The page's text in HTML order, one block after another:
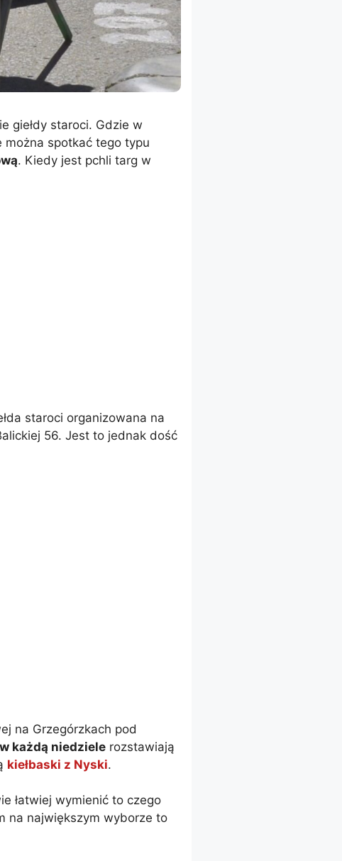
giełdy staroci. Gdzie w
można spotkać tego typu
. Kiedy jest pchli targ w
staroci organizowana na
56. Jest to jednak dość
na Grzegórzkach pod
każdą niedziele rozstawiają
kiełbaski z Nyski.
łatwiej wymienić to czego
na największym wyborze to